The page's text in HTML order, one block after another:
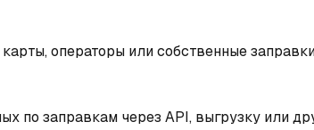
операторы или собственные
по заправкам через API, выгрузку или